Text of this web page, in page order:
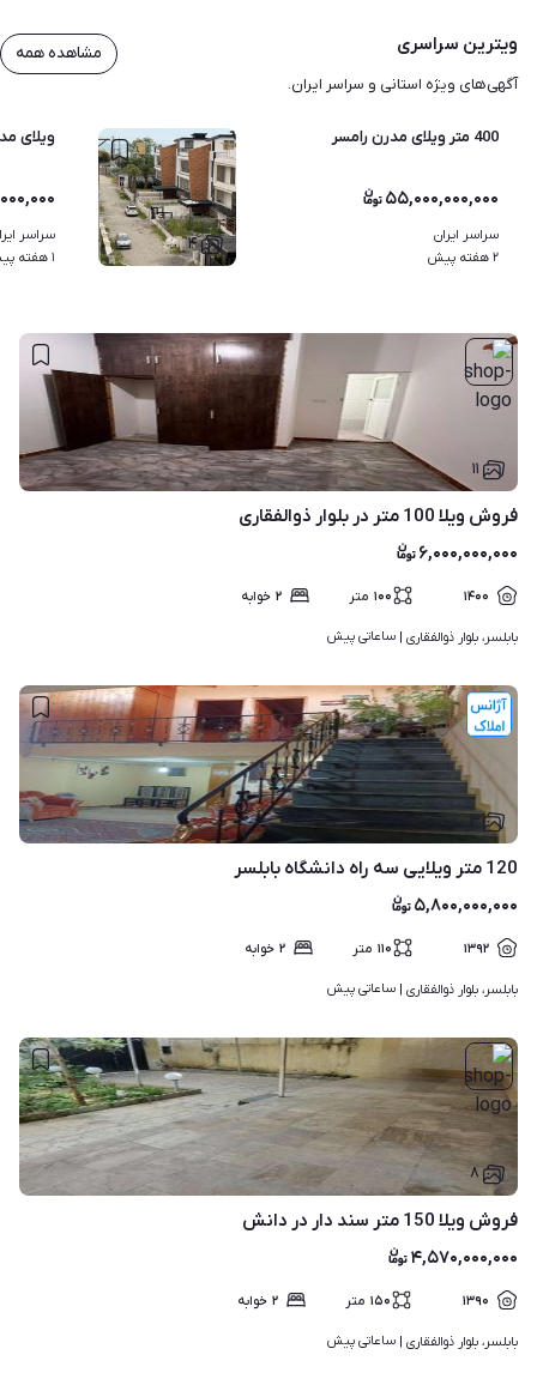
ویترین سراسری
آگهی‌های ویژه استانی و سراسر ایران.
مشاهده همه
۴
400 متر ویلای مدرن رامسر
۵۵,۰۰۰,۰۰۰,۰۰۰
سراسر ایران
۲ هفته پیش
ویلای
سراسر
۱ هفته پیش
۱۱
فروش ویلا 100 متر در بلوار ذوالفقاری
۶,۰۰۰,۰۰۰,۰۰۰
۱۴۰۰ ۱۰۰ متر ۲ خوابه
بابلسر، بلوار ذوالفقاری | ساعاتی پیش
120 متر ویلایی سه راه دانشگاه بابلسر
۵,۸۰۰,۰۰۰,۰۰۰
۱۳۹۲ ۱۱۰ متر ۲ خوابه
بابلسر، بلوار ذوالفقاری | ساعاتی پیش
۸
فروش ویلا 150 متر سند دار در دانش
۴,۵۷۰,۰۰۰,۰۰۰
۱۳۹۰ ۱۵۰ متر ۲ خوابه
بابلسر، بلوار ذوالفقاری | ساعاتی پیش